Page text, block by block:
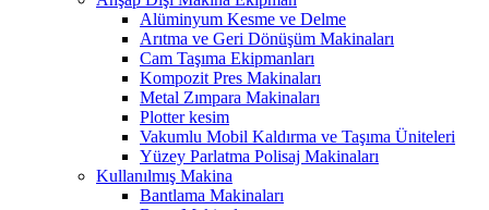
Alüminyum Kesme ve Delme
Arıtma ve Geri Dönüşüm Makinaları
Cam Taşıma Ekipmanları
Kompozit Pres Makinaları
Metal Zımpara Makinaları
Plotter kesim
Vakumlu Mobil Kaldırma ve Taşıma Üniteleri
Yüzey Parlatma Polisaj Makinaları
Kullanılmış Makina
Bantlama Makinaları